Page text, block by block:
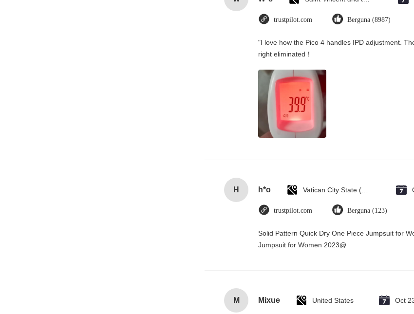
trustpilot.com Berguna (8987)
"I love how the Pico 4 handles IPD adjustment.
right eliminated！
H h*o
trustpilot.com Berguna (123)
Solid Pattern Quick Dry One Piece Jumpsuit for
Jumpsuit for Women 2023@
M Mixue United States Oct